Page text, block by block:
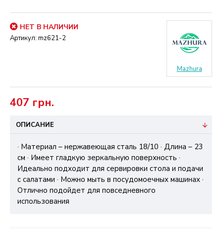
407 грн.
НЕТ В НАЛИЧИИ
Артикул: mz621-2
Mazhura
ОПИСАНИЕ
· Материал – нержавеющая сталь 18/10 · Длина – 23
см · Имеет гладкую зеркальную поверхность ·
Идеально подходит для сервировки стола и подачи
с салатами · Можно мыть в посудомоечных машинах ·
Отлично подойдет для повседневного
использования